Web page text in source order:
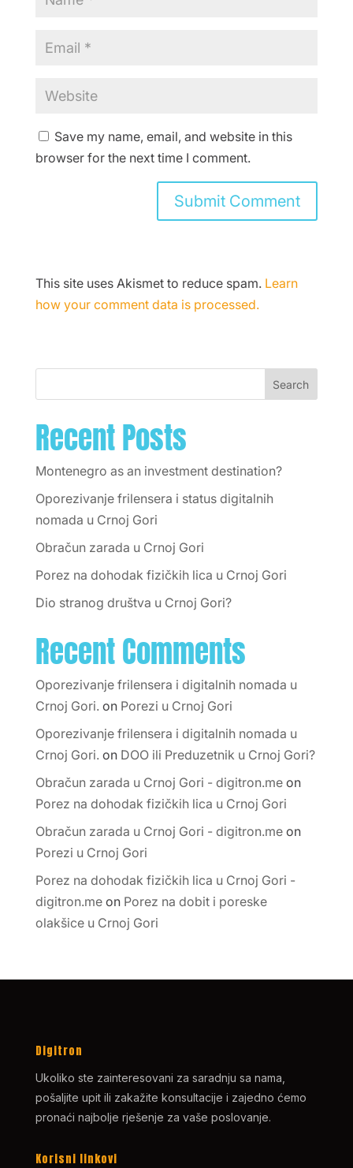
Save my name, email, and website in this
browser for the next time I comment.
This site uses Akismet to reduce spam. Learn
how your comment data is processed.
Search
Recent Posts
Montenegro as an investment destination?
Oporezivanje frilensera i status digitalnih
nomada u Crnoj Gori
Obračun zarada u Crnoj Gori
Porez na dohodak fizičkih lica u Crnoj Gori
Dio stranog društva u Crnoj Gori?
Recent Comments
Oporezivanje frilensera i digitalnih nomada u
Crnoj Gori.on Porezi u Crnoj Gori
Oporezivanje frilensera i digitalnih nomada u
Crnoj Gori.on DOO ili Preduzetnik u Crnoj Gori?
Obračun zarada u Crnoj Gori - digitron.meon
Porez na dohodak fizičkih lica u Crnoj Gori
Obračun zarada u Crnoj Gori - digitron.meon
Porezi u Crnoj Gori
Porez na dohodak fizičkih lica u Crnoj Gori -
digitron.meon Porez na dobit i poreske
olakšice u Crnoj Gori
Digitron
Ukoliko ste zainteresovani za saradnju sa nama,
pošaljite upit ili zakažite konsultacije i zajedno ćemo
pronaći najbolje rješenje za vaše poslovanje.
Korisni linkovi